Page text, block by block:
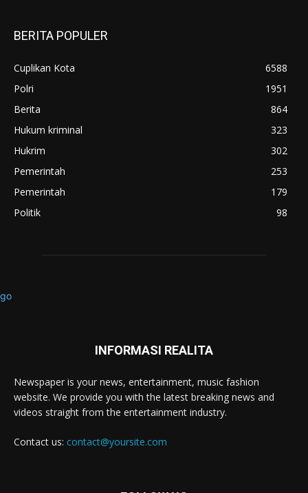
BERITA POPULER
Cuplikan Kota
6588
Polri
1951
Berita
864
Hukum kriminal
323
Hukrim
302
Pemerintah
253
Pemerintah
179
Politik
98
INFORMASI REALITA
Newspaper is your news, entertainment, music fashion
website. We provide you with the latest breaking news and
videos straight from the entertainment industry.
Contact us: contact@yoursite.com